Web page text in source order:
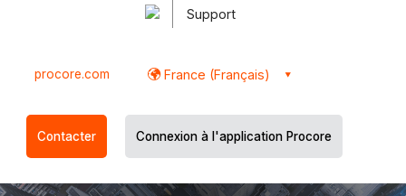
Support
procore.com France (Français)
Contacter Connexion à l'application Procore